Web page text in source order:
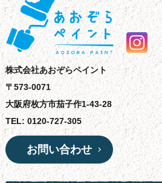
株式会社あおぞらペイント
〒573-0071
大阪府枚方市茄子作1-43-28
TEL: 0120-727-305
お問い合わせ